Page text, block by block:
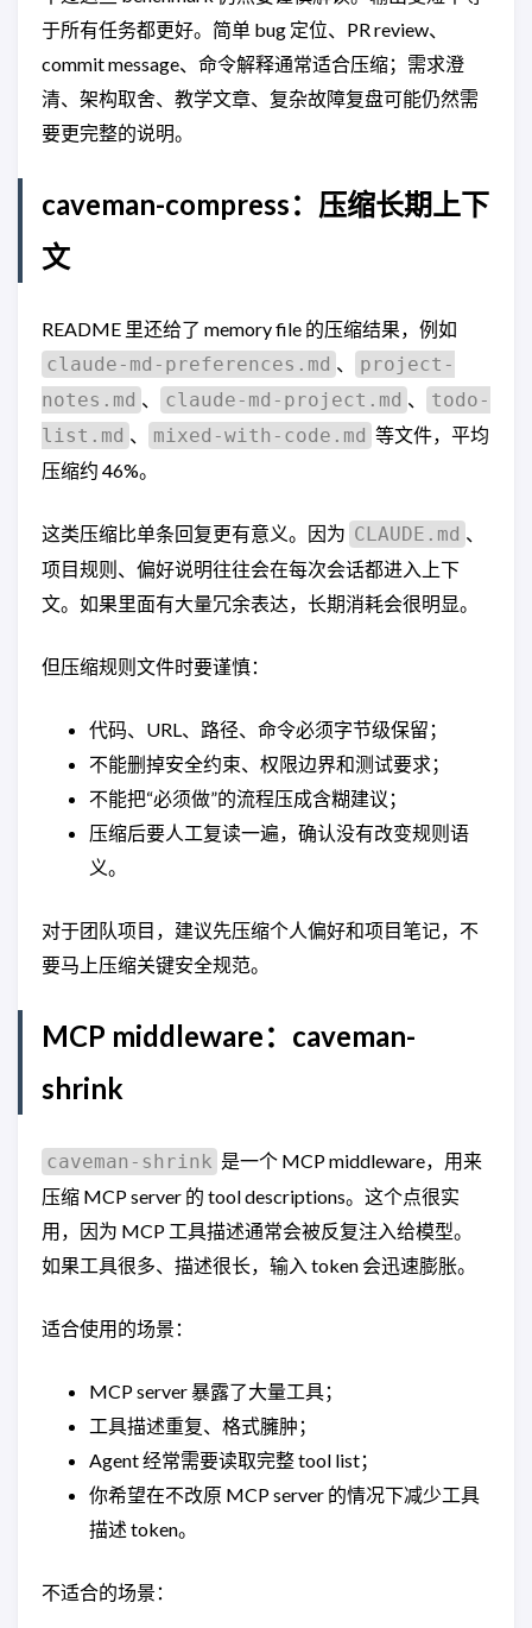
于所有任务都更好。简单 bug 定位、PR review、
commit message、命令解释通常适合压缩；需求澄
清、架构取舍、教学文章、复杂故障复盘可能仍然需
要更完整的说明。
caveman-compress：压缩长期上下
文
README 里还给了 memory file 的压缩结果，例如
claude-md-preferences.md 、
project-
notes.md 、 claude-md-project.md 、
todo-
list.md 、 mixed-with-code.md 等文件，平均
压缩约 46%。
这类压缩比单条回复更有意义。因为 CLAUDE.md 、
项目规则、偏好说明往往会在每次会话都进入上下
文。如果里面有大量冗余表达，长期消耗会很明显。
但压缩规则文件时要谨慎：
代码、URL、路径、命令必须字节级保留；
不能删掉安全约束、权限边界和测试要求；
不能把“必须做”的流程压成含糊建议；
压缩后要人工复读一遍，确认没有改变规则语
义。
对于团队项目，建议先压缩个人偏好和项目笔记，不
要马上压缩关键安全规范。
MCP middleware：caveman-
shrink
caveman-shrink 是一个 MCP middleware，用来
压缩 MCP server 的 tool descriptions。这个点很实
用，因为 MCP 工具描述通常会被反复注入给模型。
如果工具很多、描述很长，输入 token 会迅速膨胀。
适合使用的场景：
MCP server 暴露了大量工具；
工具描述重复、格式臃肿；
Agent 经常需要读取完整 tool list；
你希望在不改原 MCP server 的情况下减少工具
描述 token。
不适合的场景：